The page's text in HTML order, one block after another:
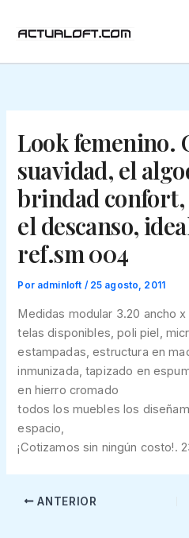
Look femenino.
suavidad, el
brindad confort,
el descanso,
ref.sm 004
Por adminloft / 25 agosto, 2011
Medidas modular 3.20 ancho
telas disponibles, poli piel,
estampadas, estructura en
inmunizada, tapizado en
en hierro cromado
todos los muebles los
espacio,
¡Cotizamos sin ningún costo!.
ANTERIOR